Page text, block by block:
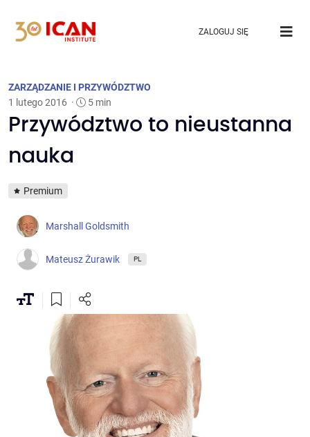
ZALOGUJ SIĘ
ZARZĄDZANIE I PRZYWÓDZTWO
1 lutego 2016 · 5 min
Przywództwo to nieustanna
nauka
Premium
Marshall Goldsmith
Mateusz Żurawik PL